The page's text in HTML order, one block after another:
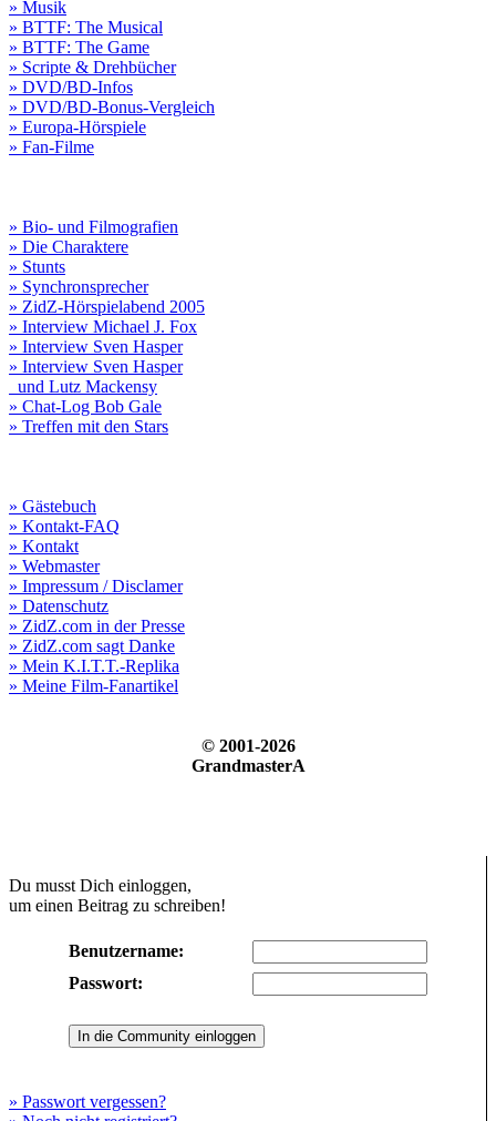
» Musik
» BTTF: The Musical
» BTTF: The Game
» Scripte & Drehbücher
» DVD/BD-Infos
» DVD/BD-Bonus-Vergleich
» Europa-Hörspiele
» Fan-Filme
» Bio- und Filmografien
» Die Charaktere
» Stunts
» Synchronsprecher
» ZidZ-Hörspielabend 2005
» Interview Michael J. Fox
» Interview Sven Hasper
» Interview Sven Hasper
und Lutz Mackensy
» Chat-Log Bob Gale
» Treffen mit den Stars
» Gästebuch
» Kontakt-FAQ
» Kontakt
» Webmaster
» Impressum / Disclamer
» Datenschutz
» ZidZ.com in der Presse
» ZidZ.com sagt Danke
» Mein K.I.T.T.-Replika
» Meine Film-Fanartikel
© 2001-2026
GrandmasterA
Du musst Dich einloggen,
um einen Beitrag zu schreiben!
Benutzername:
Passwort:
» Passwort vergessen?